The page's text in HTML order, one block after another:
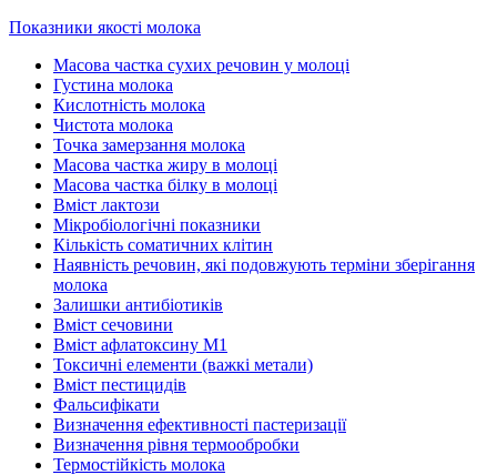
Показники якості молока
Масова частка сухих речовин у молоці
Густина молока
Кислотність молока
Чистота молока
Точка замерзання молока
Масова частка жиру в молоці
Масова частка білку в молоці
Вміст лактози
Мікробіологічні показники
Кількість соматичних клітин
Наявність речовин, які подовжують терміни зберігання
молока
Залишки антибіотиків
Вміст сечовини
Вміст афлатоксину М1
Токсичні елементи (важкі метали)
Вміст пестицидів
Фальсифікати
Визначення ефективності пастеризації
Визначення рівня термообробки
Термостійкість молока